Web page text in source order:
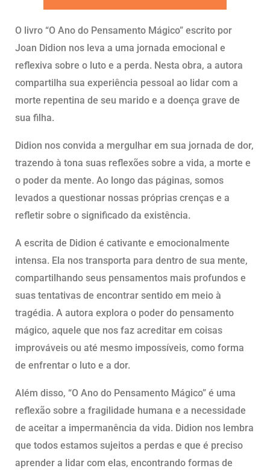
O livro “O Ano do Pensamento Mágico” escrito por
Joan Didion nos leva a uma jornada emocional e
reflexiva sobre o luto e a perda. Nesta obra, a autora
compartilha sua experiência pessoal ao lidar com a
morte repentina de seu marido e a doença grave de
sua filha.
Didion nos convida a mergulhar em sua jornada de dor,
trazendo à tona suas reflexões sobre a vida, a morte e
o poder da mente. Ao longo das páginas, somos
levados a questionar nossas próprias crenças e a
refletir sobre o significado da existência.
A escrita de Didion é cativante e emocionalmente
intensa. Ela nos transporta para dentro de sua mente,
compartilhando seus pensamentos mais profundos e
suas tentativas de encontrar sentido em meio à
tragédia. A autora explora o poder do pensamento
mágico, aquele que nos faz acreditar em coisas
improváveis ou até mesmo impossíveis, como forma
de enfrentar o luto e a dor.
Além disso, “O Ano do Pensamento Mágico” é uma
reflexão sobre a fragilidade humana e a necessidade
de aceitar a impermanência da vida. Didion nos lembra
que todos estamos sujeitos a perdas e que é preciso
aprender a lidar com elas, encontrando formas de